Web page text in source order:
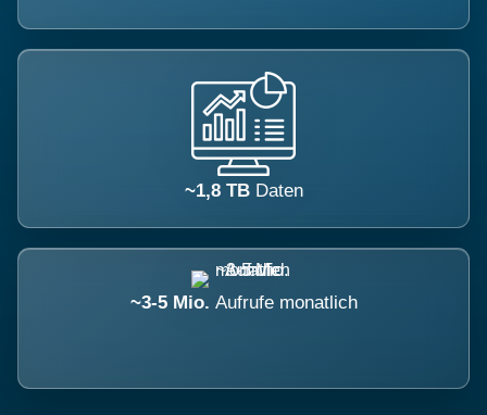
~1,8 TB Daten
~3-5 Mio. Aufrufe monatlich